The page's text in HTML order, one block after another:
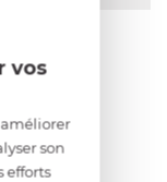
vos
son
efforts